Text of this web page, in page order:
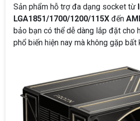
Sản phẩm hỗ trợ đa dạng socket từ
LGA1851/1700/1200/115X đến
bảo bạn có thể dễ dàng lắp đặt cho
phổ biến hiện nay mà không gặp bất